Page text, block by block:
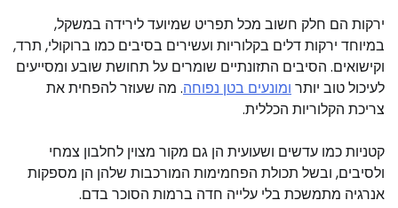
ירקות הם חלק חשוב מכל תפריט שמיועד לירידה במשקל,
במיוחד ירקות דלים בקלוריות ועשירים בסיבים כמו ברוקולי, תרד,
וקישואים. הסיבים התזונתיים שומרים על תחושת שובע ומסייעים
לעיכול טוב יותר ומונעים בטן נפוחה. מה שעוזר להפחית את
צריכת הקלוריות הכללית.
קטניות כמו עדשים ושעועית הן גם מקור מצוין לחלבון צמחי
ולסיבים, ובשל תכולת הפחמימות המורכבות שלהן הן מספקות
אנרגיה מתמשכת בלי עלייה חדה ברמות הסוכר בדם.